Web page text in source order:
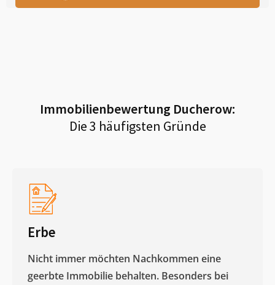
Immobilienbewertung Ducherow:
Die 3 häufigsten Gründe
Erbe
Nicht immer möchten Nachkommen eine
geerbte Immobilie behalten. Besonders bei